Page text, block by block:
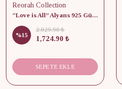
Reorah Collection
“Love is All” Alyans 925 Gümüş - Medium Beden
%15
2,029.90 ₺
1,724.90 ₺
SEPETE EKLE